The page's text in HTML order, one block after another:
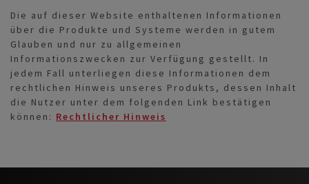
Die auf dieser Website enthaltenen Informationen
über die Produkte und Systeme werden in gutem
Glauben und nur zu allgemeinen
Informationszwecken zur Verfügung gestellt. In
jedem Fall unterliegen diese Informationen dem
rechtlichen Hinweis unseres Produkts, dessen Inhalt
die Nutzer unter dem folgenden Link bestätigen
können: Rechtlicher Hinweis